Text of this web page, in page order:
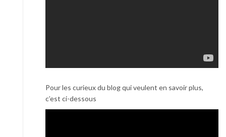
Pour les curieux du blog qui veulent en savoir plus,
c’est ci-dessous